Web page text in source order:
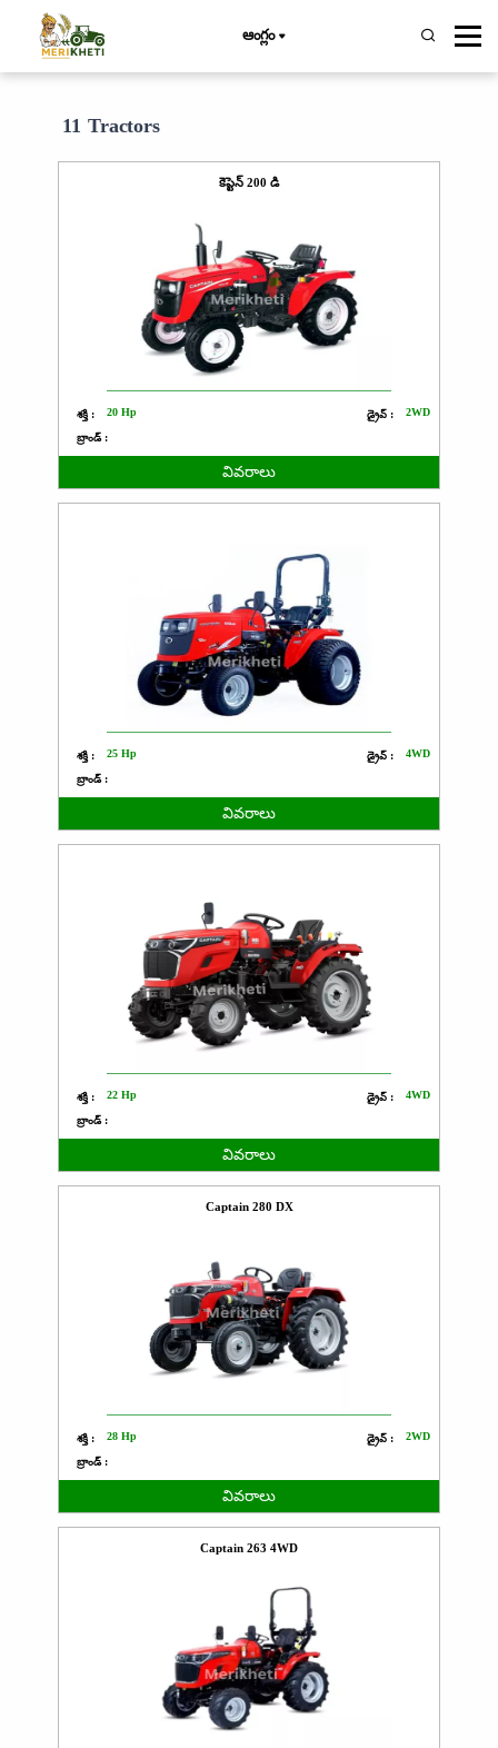
ఆంగ్లం
11 Tractors
కెప్టెన్ 200 డి
శక్తి : 20 Hp డ్రైవ్ : 2WD
బ్రాండ్ :
వివరాలు
శక్తి : 25 Hp డ్రైవ్ : 4WD
బ్రాండ్ :
వివరాలు
శక్తి : 22 Hp డ్రైవ్ : 4WD
బ్రాండ్ :
వివరాలు
Captain 280 DX
శక్తి : 28 Hp డ్రైవ్ : 2WD
బ్రాండ్ :
వివరాలు
Captain 263 4WD